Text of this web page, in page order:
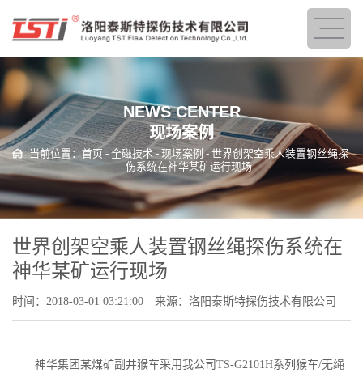
NEWS CENTER
现场案例
当前位置：首页 - 全磁技术- 现场案例 - 世界创架空乘人装置钢丝绳探
伤系统在神华某矿运行现场
世界创架空乘人装置钢丝绳探伤系统在
神华某矿运行现场
时间：2018-03-01 03:21:00 来源：洛阳泰斯特探伤技术有限公司
神华集团某煤矿副井猴车采用我公司 TS-G2101H系列猴车/无绳